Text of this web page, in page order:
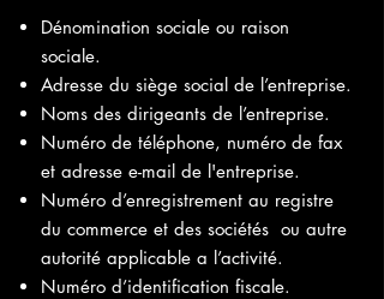
Dénomination sociale ou raison
sociale.
Adresse du siège social de l’entreprise.
Noms des dirigeants de l’entreprise.
Numéro de téléphone, numéro de fax
et adresse e-mail de l'entreprise.
Numéro d’enregistrement au registre
du commerce et des sociétés ou autre
autorité applicable a l’activité.
Numéro d’identification fiscale.